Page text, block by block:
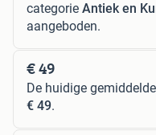
categorie Antiek en
aangeboden.
€ 49
De huidige
€ 49.